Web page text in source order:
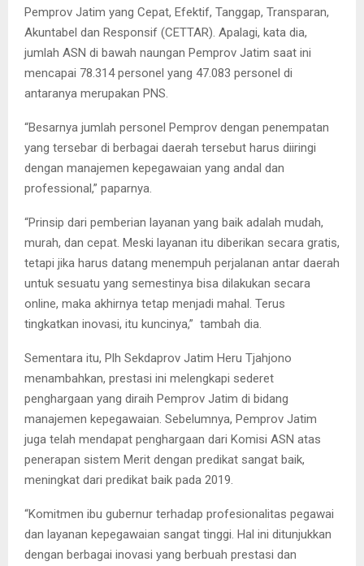
Pemprov Jatim yang Cepat, Efektif, Tanggap, Transparan,
Akuntabel dan Responsif (CETTAR). Apalagi, kata dia,
jumlah ASN di bawah naungan Pemprov Jatim saat ini
mencapai 78.314 personel yang 47.083 personel di
antaranya merupakan PNS.
“Besarnya jumlah personel Pemprov dengan penempatan
yang tersebar di berbagai daerah tersebut harus diiringi
dengan manajemen kepegawaian yang andal dan
professional,” paparnya.
“Prinsip dari pemberian layanan yang baik adalah mudah,
murah, dan cepat. Meski layanan itu diberikan secara gratis,
tetapi jika harus datang menempuh perjalanan antar daerah
untuk sesuatu yang semestinya bisa dilakukan secara
online, maka akhirnya tetap menjadi mahal. Terus
tingkatkan inovasi, itu kuncinya,” tambah dia.
Sementara itu, Plh Sekdaprov Jatim Heru Tjahjono
menambahkan, prestasi ini melengkapi sederet
penghargaan yang diraih Pemprov Jatim di bidang
manajemen kepegawaian. Sebelumnya, Pemprov Jatim
juga telah mendapat penghargaan dari Komisi ASN atas
penerapan sistem Merit dengan predikat sangat baik,
meningkat dari predikat baik pada 2019.
“Komitmen ibu gubernur terhadap profesionalitas pegawai
dan layanan kepegawaian sangat tinggi. Hal ini ditunjukkan
dengan berbagai inovasi yang berbuah prestasi dan